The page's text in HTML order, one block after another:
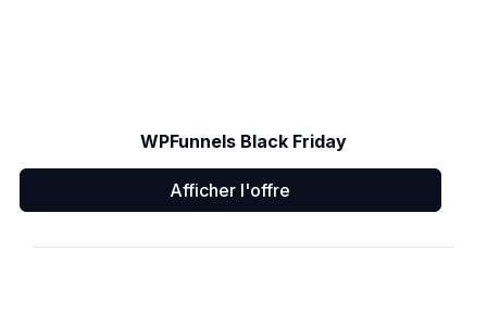
WPFunnels Black Friday
Afficher l'offre